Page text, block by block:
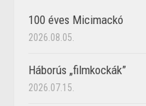
100 éves Micimackó
2026.08.05.
Háborús „filmkockák”
2026.07.15.